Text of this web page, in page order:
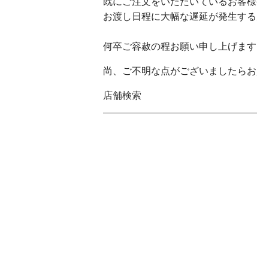
お渡し日程に大幅な遅延が発生する
何卒ご容赦の程お願い申し上げます
尚、ご不明な点がございましたら
店舗検索